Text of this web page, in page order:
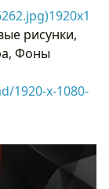
рисунки,
Фоны
1920-x-1080-